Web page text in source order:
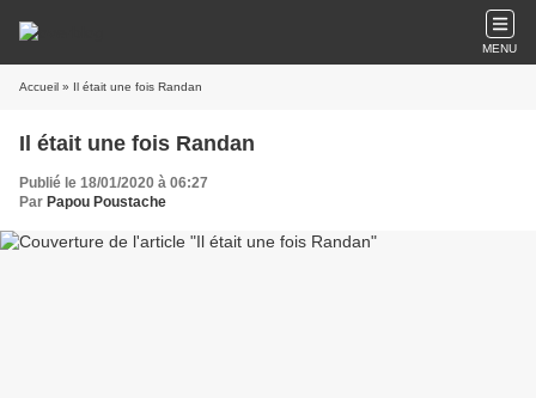
MENU
Accueil » Il était une fois Randan
Il était une fois Randan
Publié le 18/01/2020 à 06:27
Par Papou Poustache